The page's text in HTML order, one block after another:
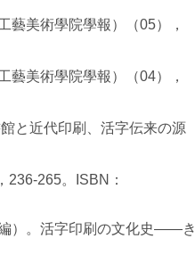
藝美術學院學報）（05），
藝美術學院學報）（04），
と近代印刷、活字伝来の源
265。ISBN：
）。活字印刷の文化史——き